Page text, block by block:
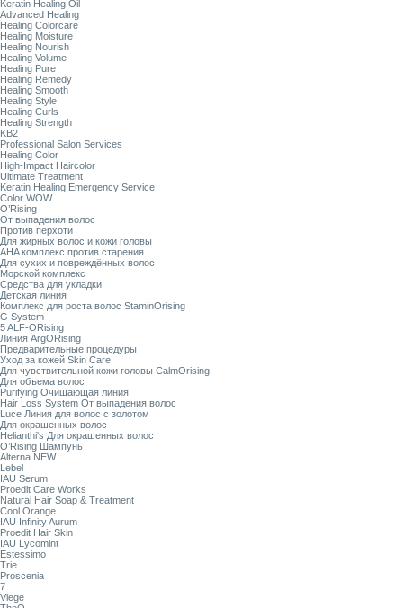
Keratin Healing Oil
Advanced Healing
Healing Colorcare
Healing Moisture
Healing Nourish
Healing Volume
Healing Pure
Healing Remedy
Healing Smooth
Healing Style
Healing Curls
Healing Strength
KB2
Professional Salon Services
Healing Color
High-Impact Haircolor
Ultimate Treatment
Keratin Healing Emergency Service
Color WOW
O’Rising
От выпадения волос
Против перхоти
Для жирных волос и кожи головы
AHA комплекс против старения
Для сухих и повреждённых волос
Морской комплекс
Средства для укладки
Детская линия
Комплекс для роста волос StaminOrising
G System
5 ALF-ORising
Линия ArgORising
Предварительные процедуры
Уход за кожей Skin Care
Для чувствительной кожи головы CalmOrising
Для объема волос
Purifying Очищающая линия
Hair Loss System От выпадения волос
Luce Линия для волос с золотом
Для окрашенных волос
Helianthi's Для окрашенных волос
O’Rising Шампунь
Alterna NEW
Lebel
IAU Serum
Proedit Care Works
Natural Hair Soap & Treatment
Cool Orange
IAU Infinity Aurum
Proedit Hair Skin
IAU Lycomint
Estessimo
Trie
Proscenia
7
Viege